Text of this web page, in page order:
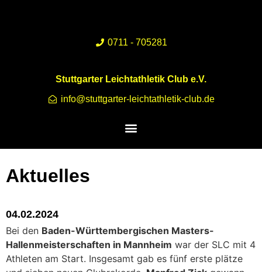
0711 - 705281
Stuttgarter Leichtathletik Club e.V.
info@stuttgarter-leichtathletik-club.de
Aktuelles
04.02.2024
Bei den Baden-Württembergischen Masters-
Hallenmeisterschaften in Mannheim war der SLC mit 4
Athleten am Start. Insgesamt gab es fünf erste plätze